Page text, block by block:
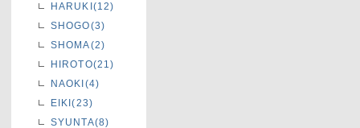
HARUKI(12)
SHOGO(3)
SHOMA(2)
HIROTO(21)
NAOKI(4)
EIKI(23)
SYUNTA(8)